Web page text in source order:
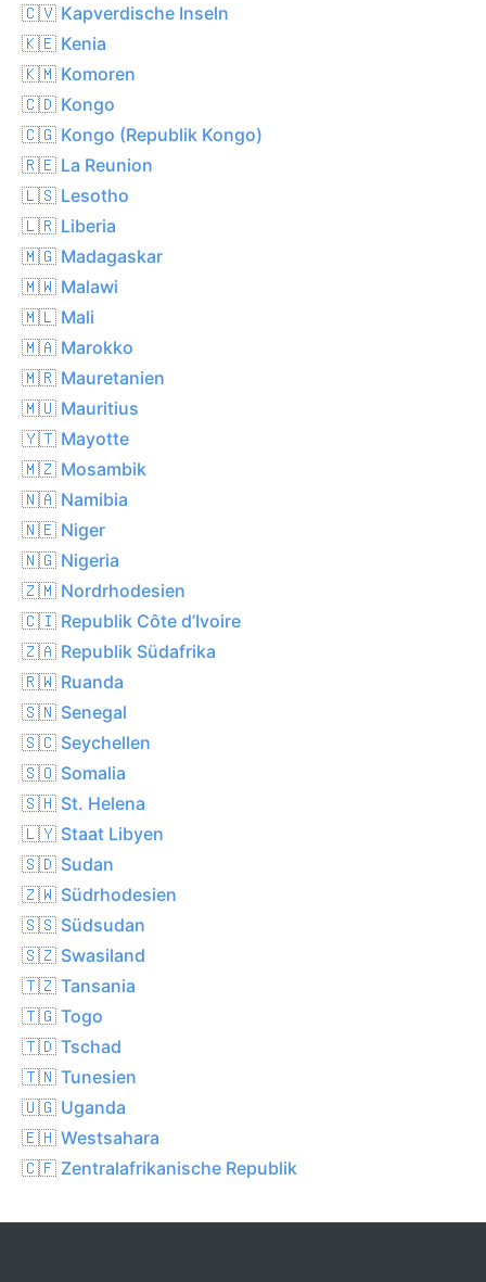
🇨🇻 Kapverdische Inseln
🇰🇪 Kenia
🇰🇲 Komoren
🇨🇩 Kongo
🇨🇬 Kongo (Republik Kongo)
🇷🇪 La Reunion
🇱🇸 Lesotho
🇱🇷 Liberia
🇲🇬 Madagaskar
🇲🇼 Malawi
🇲🇱 Mali
🇲🇦 Marokko
🇲🇷 Mauretanien
🇲🇺 Mauritius
🇾🇹 Mayotte
🇲🇿 Mosambik
🇳🇦 Namibia
🇳🇪 Niger
🇳🇬 Nigeria
🇿🇲 Nordrhodesien
🇨🇮 Republik Côte d’Ivoire
🇿🇦 Republik Südafrika
🇷🇼 Ruanda
🇸🇳 Senegal
🇸🇨 Seychellen
🇸🇴 Somalia
🇸🇭 St. Helena
🇱🇾 Staat Libyen
🇸🇩 Sudan
🇿🇼 Südrhodesien
🇸🇸 Südsudan
🇸🇿 Swasiland
🇹🇿 Tansania
🇹🇬 Togo
🇹🇩 Tschad
🇹🇳 Tunesien
🇺🇬 Uganda
🇪🇭 Westsahara
🇨🇫 Zentralafrikanische Republik